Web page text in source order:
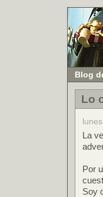
Blog
Lo
La
Por
Soy